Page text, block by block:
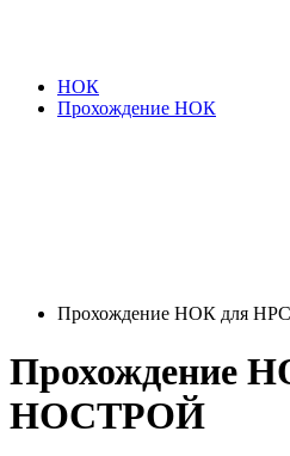
НОК
Прохождение НОК
Прохождение НОК для
Прохождение
НОСТРОЙ